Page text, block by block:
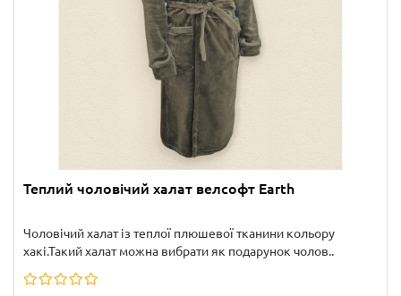
Теплий чоловічий халат велсофт Earth
Чоловічий халат із теплої плюшевої тканини кольору
хакі.Такий халат можна вибрати як подарунок чолов..